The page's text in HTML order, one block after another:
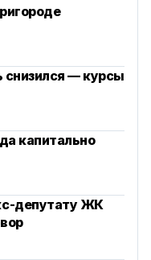
снизился — курсы
капитально
депутату ЖК